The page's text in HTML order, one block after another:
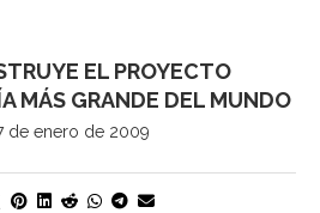
EL PROYECTO
MÁS GRANDE DEL MUNDO
de enero de 2009